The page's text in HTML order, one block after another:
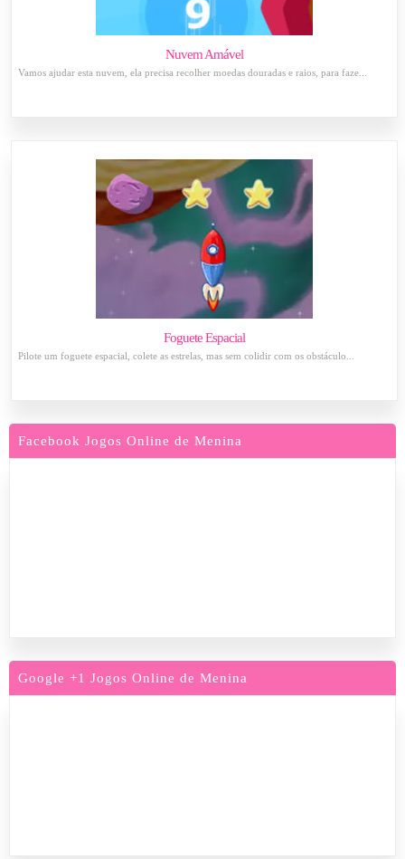
Nuvem Amável
Vamos ajudar esta nuvem, ela precisa recolher moedas douradas e raios, para faze...
Foguete Espacial
Pilote um foguete espacial, colete as estrelas, mas sem colidir com os obstáculo...
Facebook Jogos Online de Menina
Google +1 Jogos Online de Menina